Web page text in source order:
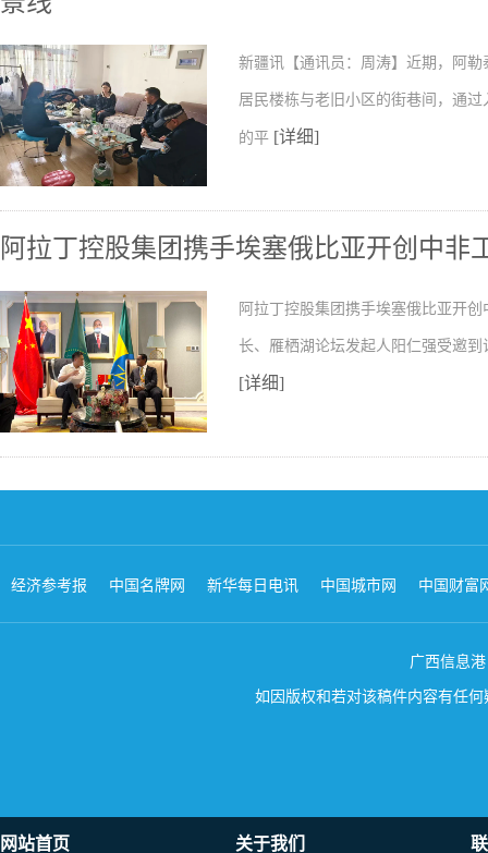
新疆讯【通讯员：周涛】近期，阿
居民楼栋与老旧小区的街巷间，通
的平 [详细]
阿拉丁控股集团携手埃塞俄比亚开创中非
阿拉丁控股集团携手埃塞俄比亚开
长、雁栖湖论坛发起人阳仁强受邀
[详细]
经济参考报 中国名牌网 新华每日电讯 中国城市网 中国财富
广西信息
如因版权和若对该稿件内容有任
网站首页 关于我们